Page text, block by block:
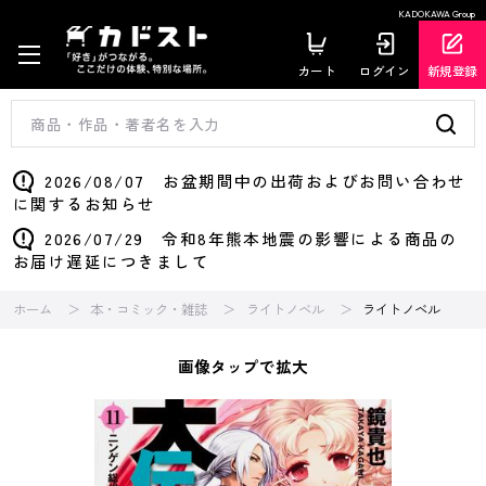
KADOKAWA Group
カート ログイン 新規登録
2026/08/07 お盆期間中の出荷およびお問い合わせ
に関するお知らせ
2026/07/29 令和8年熊本地震の影響による商品の
お届け遅延につきまして
ホーム 本・コミック・雑誌 ライトノベル ライトノベル
画像タップで拡大